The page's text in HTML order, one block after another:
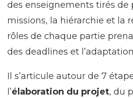
des enseignements tirés de
missions, la hiérarchie et la
rôles de chaque partie
des deadlines et
Il s’articule autour de 7
l’élaboration du projet, du